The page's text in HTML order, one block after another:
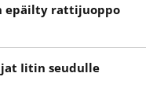
epäilty rattijuoppo
Iitin seudulle